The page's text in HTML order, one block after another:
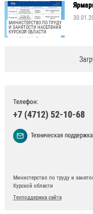
МИНИСТЕРСТВО ПО ТРУДУ
И ЗАНЯТОСТИ НАСЕЛЕНИЯ
КУРСКОЙ ОБЛАСТИ
Телефон:
+7 (4712) 52-10-68
Техническая поддержка
Министерство по труду и
Курской области
Техподдержка сайта